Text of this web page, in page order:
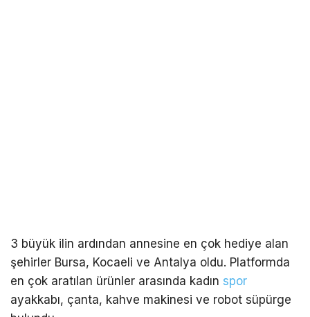
3 büyük ilin ardından annesine en çok hediye alan
şehirler Bursa, Kocaeli ve Antalya oldu. Platformda
en çok aratılan ürünler arasında kadın spor
ayakkabı, çanta, kahve makinesi ve robot süpürge